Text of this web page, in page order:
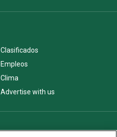
Clasificados
Empleos
Clima
Advertise with us